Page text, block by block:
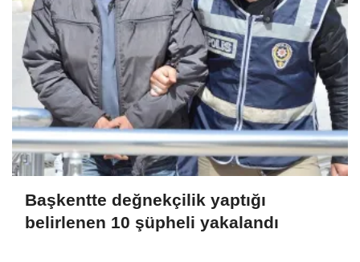
Başkentte değnekçilik yaptığı
belirlenen 10 şüpheli yakalandı